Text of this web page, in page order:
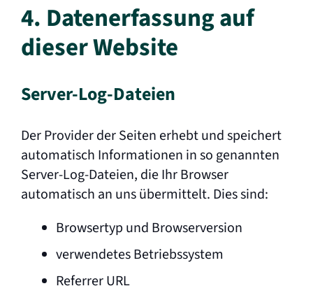
4. Datenerfassung auf
dieser Website
Server-Log-Dateien
Der Provider der Seiten erhebt und speichert
automatisch Informationen in so genannten
Server-Log-Dateien, die Ihr Browser
automatisch an uns übermittelt. Dies sind:
Browsertyp und Browserversion
verwendetes Betriebssystem
Referrer URL